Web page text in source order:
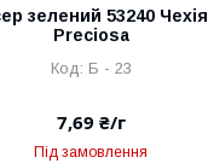
зелений 53240 Чехія
Preciosa
Б - 23
7,69 ₴/г
Під замовлення